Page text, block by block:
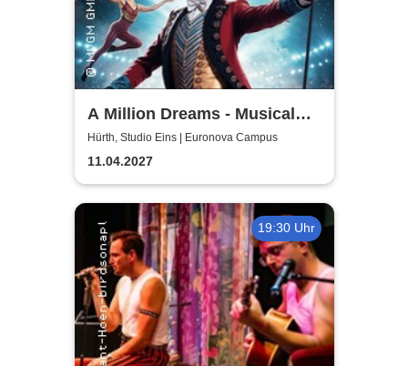
A Million Dreams - Musical
Circus Show
Hürth, Studio Eins | Euronova Campus
11.04.2027
19:30 Uhr